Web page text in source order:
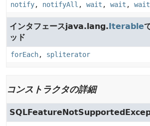
notify, notifyAll , wait , wait , wait
インタフェースjava.lang.Iterable
ッド
forEach, spliterator
コンストラクタの詳細